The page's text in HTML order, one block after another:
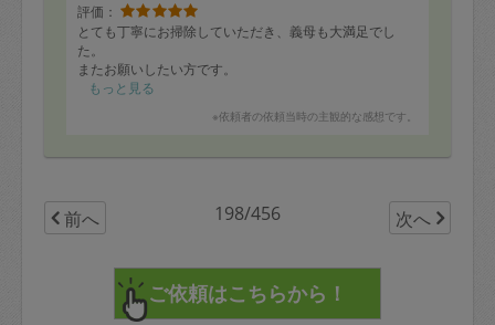
評価：
とても丁寧にお掃除していただき、義母も大満足でし
た。
またお願いしたい方です。
もっと見る
※依頼者の依頼当時の主観的な感想です。
前へ 198/456 次へ